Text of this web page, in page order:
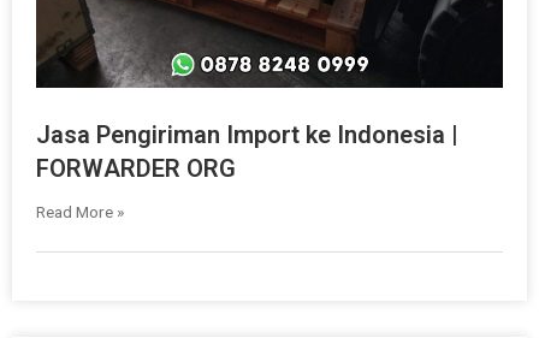
Jasa Pengiriman Import ke Indonesia |
FORWARDER ORG
Read More »